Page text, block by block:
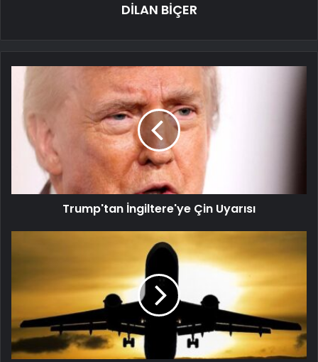
DİLAN BİÇER
Trump'tan İngiltere'ye Çin Uyarısı